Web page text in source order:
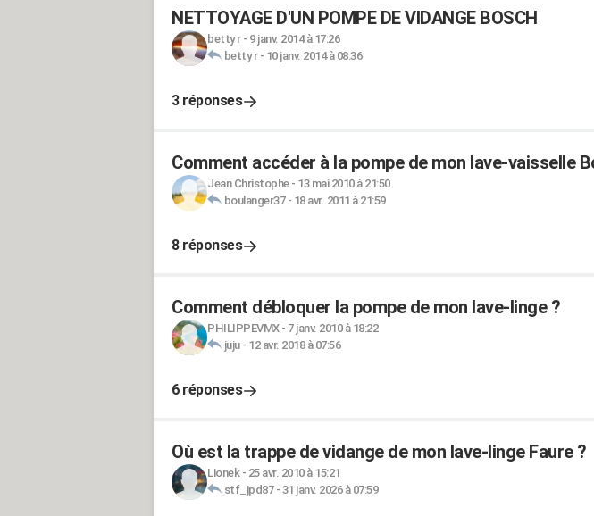
NETTOYAGE D'UN POMPE DE VIDANGE BOSCH
betty r- 9 janv. 2014 à 17:26
betty r- 10 janv. 2014 à 08:36
3 réponses
Comment accéder à la pompe de mon lave-vaisselle
Jean Christophe- 13 mai 2010 à 21:50
boulanger37- 18 avr. 2011 à 21:59
8 réponses
Comment débloquer la pompe de mon lave-linge ?
PHILIPPEVMX- 7 janv. 2010 à 18:22
juju- 12 avr. 2018 à 07:56
6 réponses
Où est la trappe de vidange de mon lave-linge Faure ?
Lionek- 25 avr. 2010 à 15:21
stf_jpd87- 31 janv. 2026 à 07:59